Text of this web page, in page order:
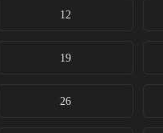
12
19
26